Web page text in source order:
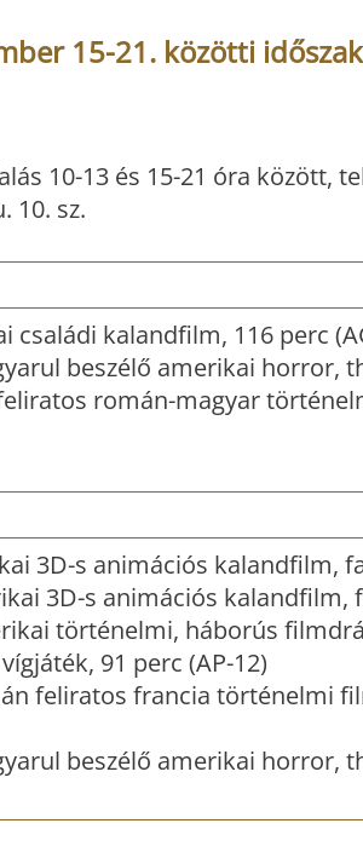
15-21. közötti
10-13 és 15-21 óra között,
10. sz.
családi kalandfilm, 116 perc
beszélő amerikai horror,
román-magyar
3D-s animációs kalandfilm,
3D-s animációs kalandfilm,
történelmi, háborús
91 perc (AP-12)
feliratos francia történelmi
beszélő amerikai horror,